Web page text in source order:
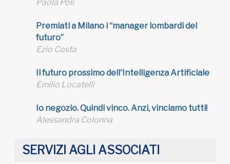
Paola Poli
Premiati a Milano i “manager lombardi del
futuro”
Ezio Costa
Il futuro prossimo dell'Intelligenza Artificiale
Emilio Locatelli
Io negozio. Quindi vinco. Anzi, vinciamo tutti!
Alessandra Colonna
SERVIZI AGLI ASSOCIATI